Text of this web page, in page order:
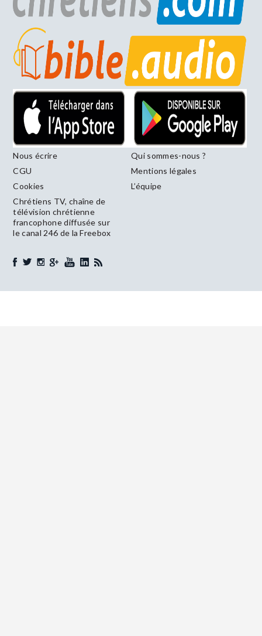
Nous écrire
Qui sommes-nous ?
CGU
Mentions légales
Cookies
L’équipe
Chrétiens TV, chaîne de
télévision chrétienne
francophone diffusée sur
le canal 246 de la Freebox